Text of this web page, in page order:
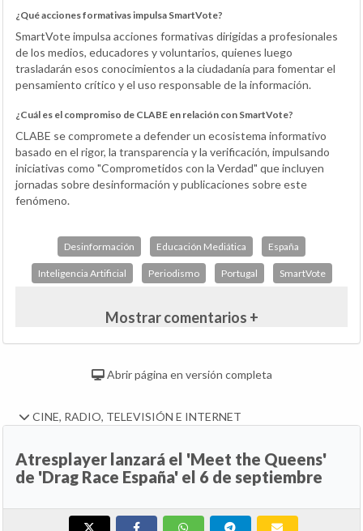
¿Qué acciones formativas impulsa SmartVote?
SmartVote impulsa acciones formativas dirigidas a profesionales
de los medios, educadores y voluntarios, quienes luego
trasladarán esos conocimientos a la ciudadanía para fomentar el
pensamiento crítico y el uso responsable de la información.
¿Cuál es el compromiso de CLABE en relación con SmartVote?
CLABE se compromete a defender un ecosistema informativo
basado en el rigor, la transparencia y la verificación, impulsando
iniciativas como "Comprometidos con la Verdad" que incluyen
jornadas sobre desinformación y publicaciones sobre este
fenómeno.
Desinformación Educación Mediática España
Inteligencia Artificial Periodismo Portugal SmartVote
Mostrar comentarios +
Abrir página en versión completa
CINE, RADIO, TELEVISIÓN E INTERNET
Atresplayer lanzará el 'Meet the Queens'
de 'Drag Race España' el 6 de septiembre